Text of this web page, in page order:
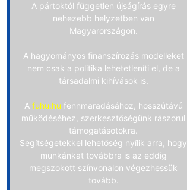
A pártoktól független újságírás egyre
nehezebb helyzetben van
Magyarországon.
A hagyományos finanszírozás modelleket
nem csak a politika lehetetleníti el, de a
társadalmi kihívások is.
A fuhu.hu fennmaradásához, hosszútávú
működéséhez, szerkesztőségünk rászorul
támogatásotokra.
Segítségetekkel lehetőség nyílik arra, hogy
munkánkat továbbra is az eddig
megszokott színvonalon végezhessük
tovább.